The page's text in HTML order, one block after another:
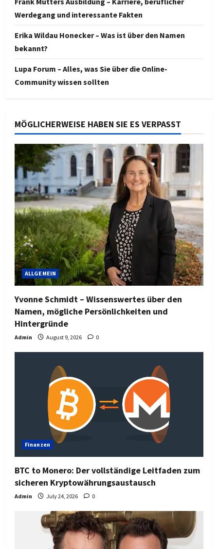
Werdegang und interessante Fakten
Erika Wildau Honecker – Was ist über den Namen
bekannt?
Lupa Forum – Alles, was Sie über die Online-
Community wissen sollten
MÖGLICHERWEISE HABEN SIE ES VERPASST
ALLGEMEIN
Yvonne Schmidt – Wissenswertes über den
Namen, mögliche Persönlichkeiten und
Hintergründe
Admin August 9, 2026 0
Finanzen
BTC to Monero: Der vollständige Leitfaden zum
sicheren Kryptowährungsaustausch
Admin July 24, 2026 0